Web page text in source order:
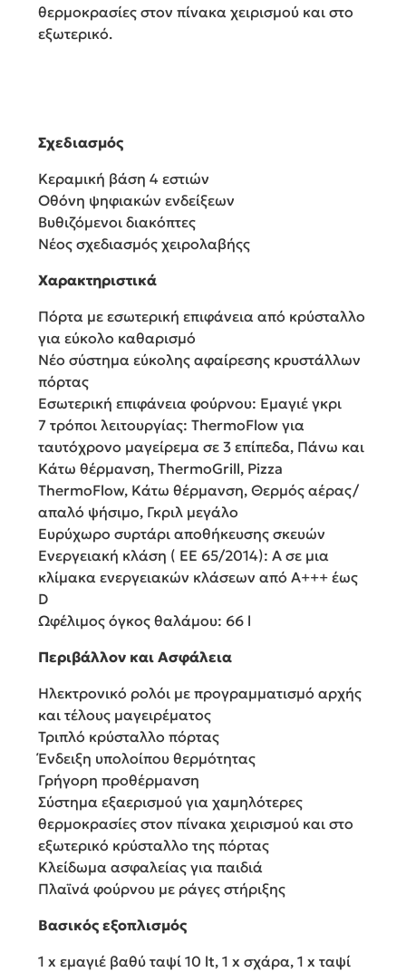
θερμοκρασίες στον πίνακα χειρισμού και στο
εξωτερικό.
Σχεδιασμός
Κεραμική βάση 4 εστιών
Οθόνη ψηφιακών ενδείξεων
Bυθιζόμενοι διακόπτες
Νέος σχεδιασμός χειρολαβήςς
Χαρακτηριστικά
Πόρτα με εσωτερική επιφάνεια από κρύσταλλο
για εύκολο καθαρισμό
Νέο σύστημα εύκολης αφαίρεσης κρυστάλλων
πόρτας
Εσωτερική επιφάνεια φούρνου: Εμαγιέ γκρι
7 τρόποι λειτουργίας: ThermoFlow για
ταυτόχρονο μαγείρεμα σε 3 επίπεδα, Πάνω και
Kάτω θέρμανση, ThermoGrill, Pizza
ThermoFlow, Κάτω θέρμανση, Θερμός αέρας/
απαλό ψήσιμο, Γκριλ μεγάλo
Ευρύχωρο συρτάρι αποθήκευσης σκευών
Ενεργειακή κλάση ( ΕΕ 65/2014): A σε μια
κλίμακα ενεργειακών κλάσεων από Α+++ έως
D
Ωφέλιμος όγκος θαλάμου: 66 l
Περιβάλλον και Ασφάλεια
Ηλεκτρονικό ρολόι με προγραμματισμό αρχής
και τέλους μαγειρέματος
Τριπλό κρύσταλλο πόρτας
Ένδειξη υπολοίπου θερμότητας
Γρήγορη προθέρμανση
Σύστημα εξαερισμού για χαμηλότερες
θερμοκρασίες στον πίνακα χειρισμού και στο
εξωτερικό κρύσταλλο της πόρτας
Κλείδωμα ασφαλείας για παιδιά
Πλαϊνά φούρνου με ράγες στήριξης
Βασικός εξοπλισμός
1 x εμαγιέ βαθύ ταψί 10 lt, 1 x σχάρα, 1 x ταψί